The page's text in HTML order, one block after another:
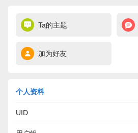
Ta的主题
加为好友
个人资料
UID